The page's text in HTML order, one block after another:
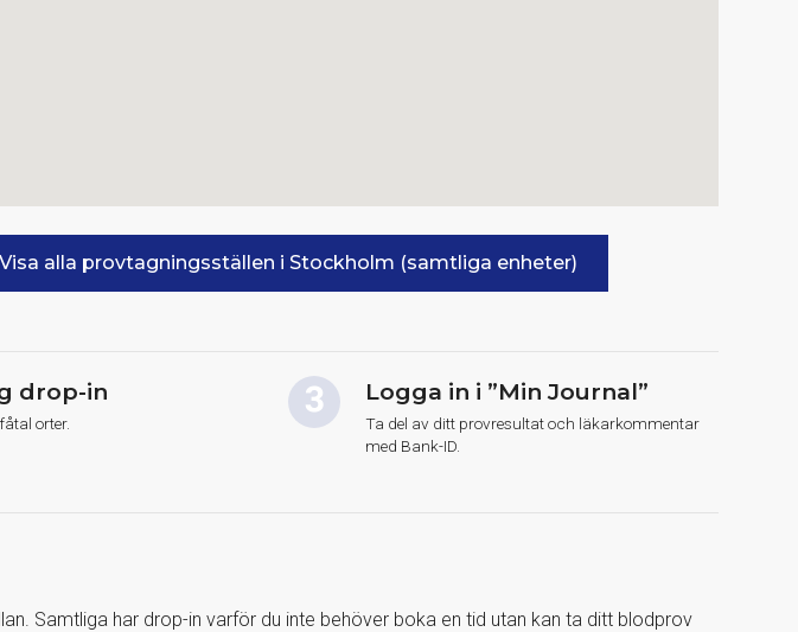
Visa alla provtagningsställen i Stockholm (samtliga enheter)
drop-in
orter.
Logga in i ”Min Journal”
Ta del av ditt provresultat och läkarkommentar
med Bank-ID.
Samtliga har drop-in varför du inte behöver boka en tid utan kan ta ditt blodprov